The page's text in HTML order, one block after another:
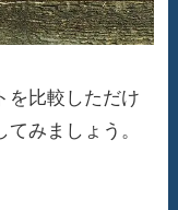
を比較しただけ
みましょう。